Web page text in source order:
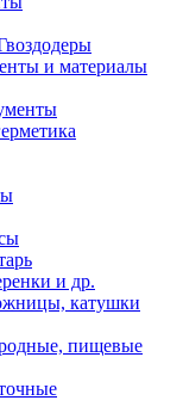
и материалы
и др.
катушки
пищевые